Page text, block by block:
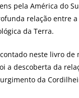
pela América do
relação entre
da Terra.
neste livro
a descoberta da
da